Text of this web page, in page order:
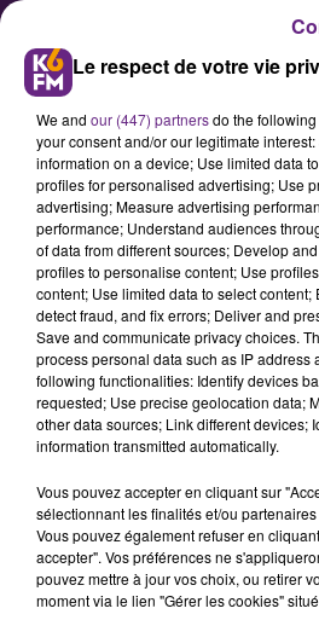
Côte-d'Or : "Que
Conseil
l'exemple en
indemnités"
Dans une lettre
président François
Départemental de
"Forces de progrès"
montrer l'exemple
politique
Le respect de votre vie
We and our (447) partnersdo the
your consent and/or our legitimate
information on a device; Use limited data
profiles for personalised advertising; Use
advertising; Measure advertising
performance; Understand audiences
of data from different sources; Develop
profiles to personalise content; Use
content; Use limited data to select content;
detect fraud, and fix errors; Deliver and
Save and communicate privacy choices.
process personal data such as IP address
following functionalities: Identify devices
requested; Use precise geolocation data;
other data sources; Link different devices;
information transmitted automatically.
Vous pouvez accepter en cliquant sur
sélectionnant les finalités et/ou
Vous pouvez également refuser en
accepter". Vos préférences ne
pouvez mettre à jour vos choix, ou retirer
moment via le lien "Gérer les cookies"